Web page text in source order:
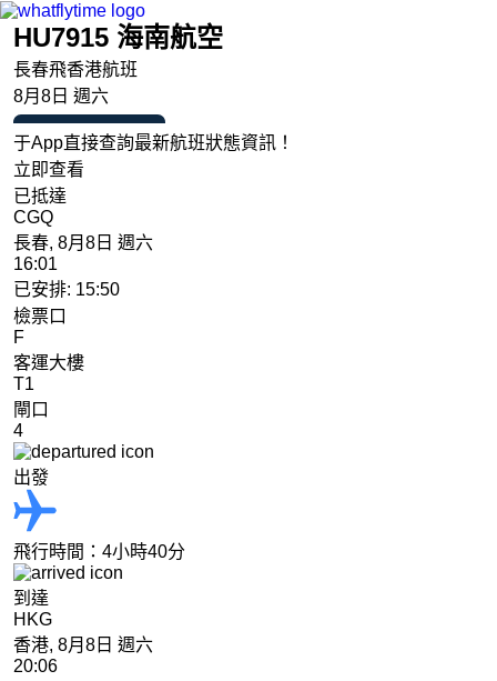
HU7915 海南航空
長春飛香港航班
8月8日 週六
于App直接查詢最新航班狀態資訊！
立即查看
已抵達
CGQ
長春, 8月8日 週六
16:01
已安排: 15:50
檢票口
F
客運大樓
T1
閘口
4
出發
飛行時間：4小時40分
到達
HKG
香港, 8月8日 週六
20:06